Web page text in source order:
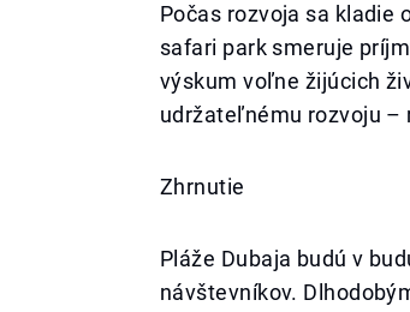
Počas rozvoja sa kladie
safari park smeruje
výskum voľne žijúcich
udržateľnému rozvoju –
Zhrnutie
Pláže Dubaja budú v
návštevníkov.